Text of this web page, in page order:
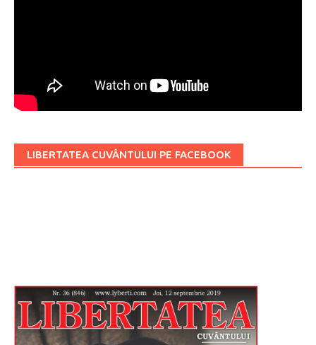
LIBERTATEA CUVÂNTULUI PE FACEBOOK